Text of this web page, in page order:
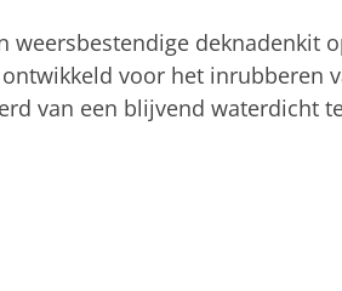
weersbestendige deknadenkit
voor het inrubberen
van een blijvend waterdicht